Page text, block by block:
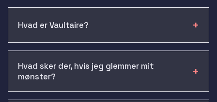
Hvad er Vaultaire?
Hvad sker der, hvis jeg glemmer mit
mønster?